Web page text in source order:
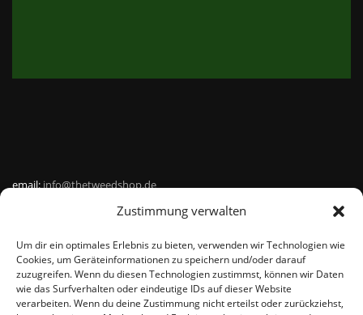
Zustimmung verwalten
Um dir ein optimales Erlebnis zu bieten, verwenden wir Technologien wie
Cookies, um Geräteinformationen zu speichern und/oder darauf
zuzugreifen. Wenn du diesen Technologien zustimmst, können wir Daten
wie das Surfverhalten oder eindeutige IDs auf dieser Website
verarbeiten. Wenn du deine Zustimmung nicht erteilst oder zurückziehst,
email:info@thetweedshop.de
Kvk Nummer: 88959732
MWSnr: NL864836247B01